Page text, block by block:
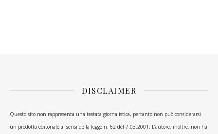
DISCLAIMER
Questo sito non rappresenta una testata giornalistica, pertanto non può considerarsi
un prodotto editoriale ai sensi della legge n. 62 del 7.03.2001. L’autore, inoltre, non ha